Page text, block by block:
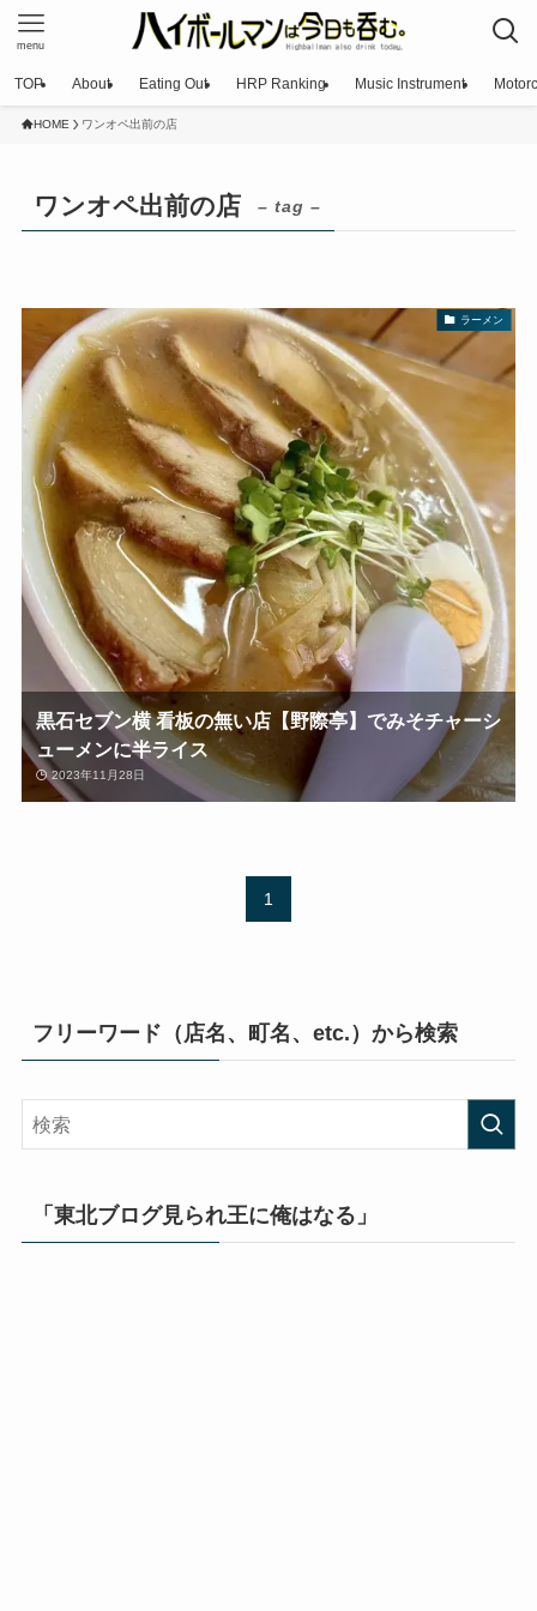
menu
TOP About Eating Out HRP Ranking Music Instrument
HOME ワンオペ出前の店
ワンオペ出前の店 – tag –
ラーメン
黒石セブン横 看板の無い店【野際亭】でみそチャーシ
ューメンに半ライス
2023年11月28日
1
フリーワード（店名、町名、etc.）から検索
「東北ブログ見られ王に俺はなる」